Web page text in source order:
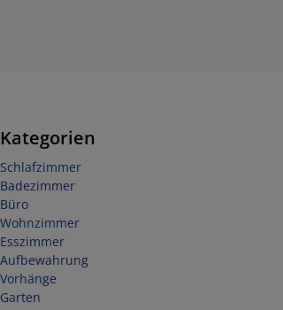
Kategorien
Schlafzimmer
Badezimmer
Büro
Wohnzimmer
Esszimmer
Aufbewahrung
Vorhänge
Garten